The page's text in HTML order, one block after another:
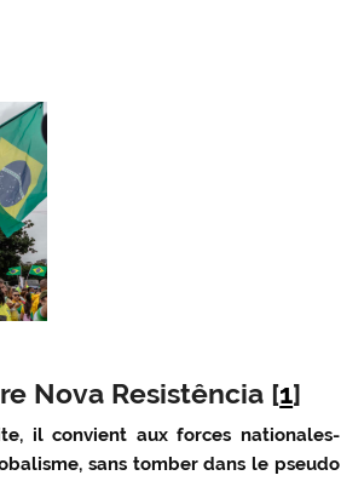
Nova Resistência [1]
il convient aux forces nationales-
sans tomber dans le pseudo